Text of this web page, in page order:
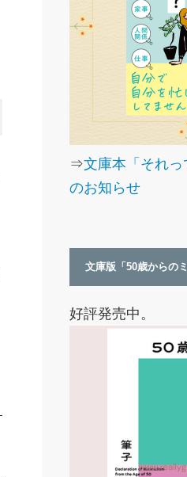
⇒文庫本「それ
のお知らせ
文庫版「50歳からの
好評発売中。